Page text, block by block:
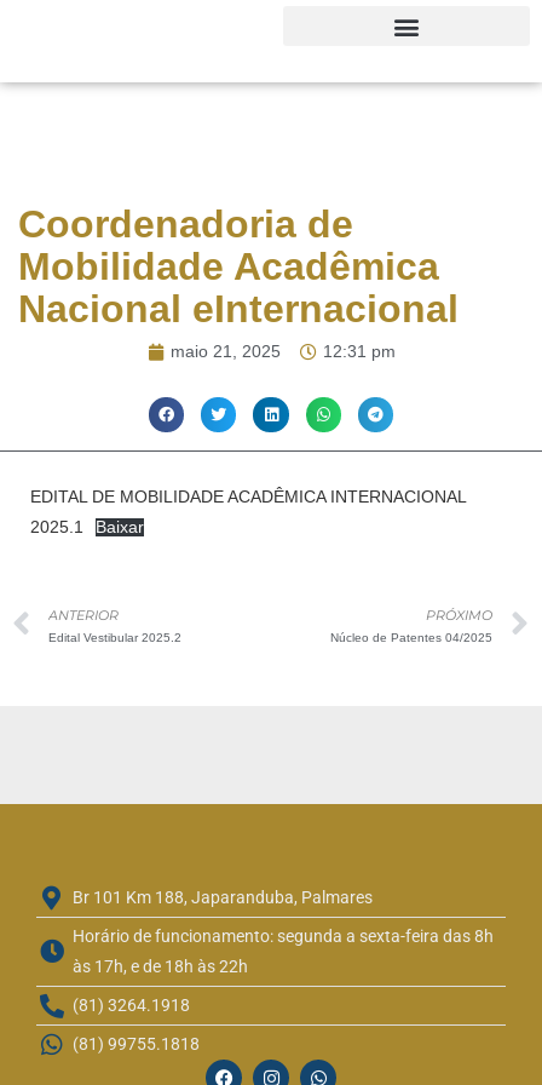
Coordenadoria de
Mobilidade Acadêmica
Nacional eInternacional
maio 21, 2025 12:31 pm
EDITAL DE MOBILIDADE ACADÊMICA INTERNACIONAL
2025.1
Baixar
ANTERIOR
Edital Vestibular 2025.2
PRÓXIMO
Núcleo de Patentes 04/2025
Br 101 Km 188, Japaranduba, Palmares
Horário de funcionamento: segunda a sexta-feira das 8h
às 17h, e de 18h às 22h
(81) 3264.1918
(81) 99755.1818